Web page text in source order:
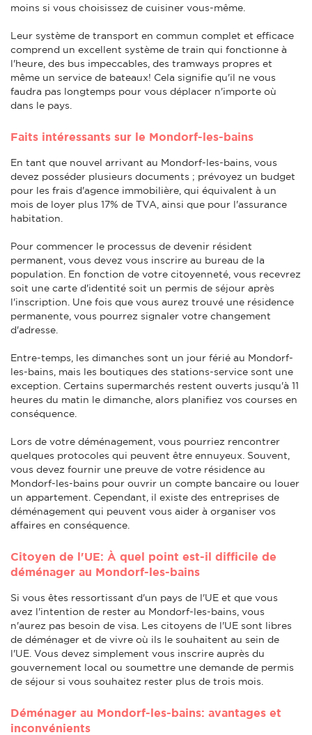
moins si vous choisissez de cuisiner vous-même.
Leur système de transport en commun complet et efficace
comprend un excellent système de train qui fonctionne à
l'heure, des bus impeccables, des tramways propres et
même un service de bateaux! Cela signifie qu'il ne vous
faudra pas longtemps pour vous déplacer n'importe où
dans le pays.
Faits intéressants sur le Mondorf-les-bains
En tant que nouvel arrivant au Mondorf-les-bains, vous
devez posséder plusieurs documents ; prévoyez un budget
pour les frais d'agence immobilière, qui équivalent à un
mois de loyer plus 17% de TVA, ainsi que pour l'assurance
habitation.
Pour commencer le processus de devenir résident
permanent, vous devez vous inscrire au bureau de la
population. En fonction de votre citoyenneté, vous recevrez
soit une carte d'identité soit un permis de séjour après
l'inscription. Une fois que vous aurez trouvé une résidence
permanente, vous pourrez signaler votre changement
d'adresse.
Entre-temps, les dimanches sont un jour férié au Mondorf-
les-bains, mais les boutiques des stations-service sont une
exception. Certains supermarchés restent ouverts jusqu'à 11
heures du matin le dimanche, alors planifiez vos courses en
conséquence.
Lors de votre déménagement, vous pourriez rencontrer
quelques protocoles qui peuvent être ennuyeux. Souvent,
vous devez fournir une preuve de votre résidence au
Mondorf-les-bains pour ouvrir un compte bancaire ou louer
un appartement. Cependant, il existe des entreprises de
déménagement qui peuvent vous aider à organiser vos
affaires en conséquence.
Citoyen de l'UE: À quel point est-il difficile de
déménager au Mondorf-les-bains
Si vous êtes ressortissant d'un pays de l'UE et que vous
avez l'intention de rester au Mondorf-les-bains, vous
n'aurez pas besoin de visa. Les citoyens de l'UE sont libres
de déménager et de vivre où ils le souhaitent au sein de
l'UE. Vous devez simplement vous inscrire auprès du
gouvernement local ou soumettre une demande de permis
de séjour si vous souhaitez rester plus de trois mois.
Déménager au Mondorf-les-bains: avantages et
inconvénients